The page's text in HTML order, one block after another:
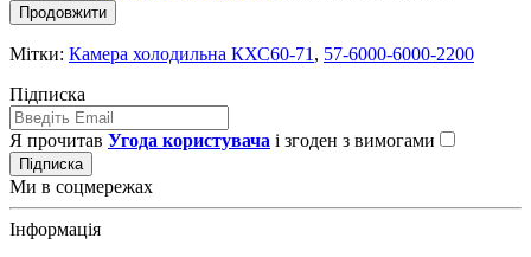
Продовжити
Мітки: Камера холодильна КХС60-71 , 57-6000-6000-2200
Підписка
Я прочитав Угода користувача і згоден з вимогами
Підписка
Ми в соцмережах
Інформація